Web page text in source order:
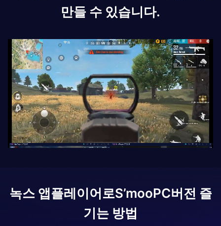
만들 수 있습니다.
녹스 앱플레이어로S’mooPC버전 즐
기는 방법